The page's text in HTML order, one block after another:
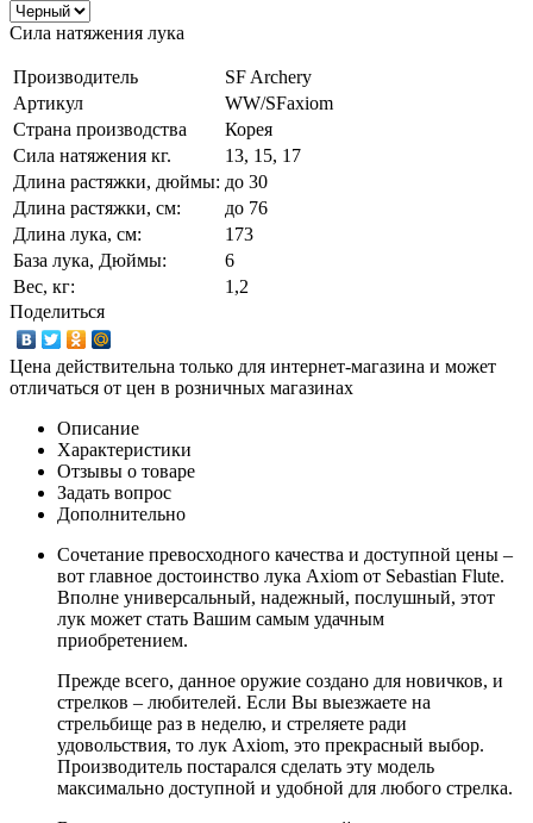
Сила натяжения лука
Производитель
SF Archery
Артикул
WW/SFaxiom
Страна производства
Корея
Сила натяжения кг.
13, 15, 17
Длина растяжки, дюймы: до 30
Длина растяжки, cм:
до 76
Длина лука, см:
173
База лука, Дюймы:
6
Вес, кг:
1,2
Поделиться
Цена действительна только для интернет-магазина и может
отличаться от цен в розничных магазинах
Описание
Характеристики
Отзывы о товаре
Задать вопрос
Дополнительно
Сочетание превосходного качества и доступной цены –
вот главное достоинство лука Axiom от Sebastian Flute.
Вполне универсальный, надежный, послушный, этот
лук может стать Вашим самым удачным
приобретением.
Прежде всего, данное оружие создано для новичков, и
стрелков – любителей. Если Вы выезжаете на
стрельбище раз в неделю, и стреляете ради
удовольствия, то лук Axiom, это прекрасный выбор.
Производитель постарался сделать эту модель
максимально доступной и удобной для любого стрелка.